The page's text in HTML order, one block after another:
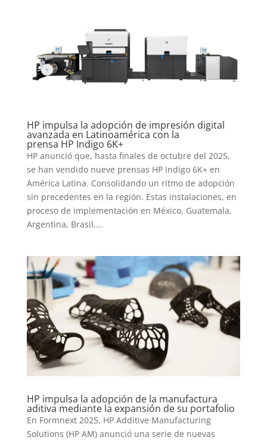
HP impulsa la adopción de impresión digital
avanzada en Latinoamérica con la
prensa HP Indigo 6K+
HP anunció que, hasta finales de octubre del 2025,
se han vendido nueve prensas HP Indigo 6K+ en
América Latina. Consolidando un ritmo de adopción
sin precedentes en la región. Estas instalaciones, en
proceso de implementación en México, Guatemala,
Argentina, Brasil,...
HP impulsa la adopción de la manufactura
aditiva mediante la expansión de su portafolio
En Formnext 2025, HP Additive Manufacturing
Solutions (HP AM) anunció una serie de nuevas